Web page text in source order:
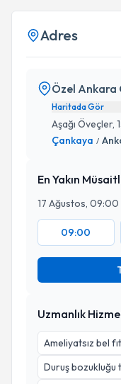
Adres
Özel Ankara
Haritada Gör
Aşağı Öveçler,
Çankaya /
En Yakın
17 Ağustos, 09:00
09:00
Uzmanlık
Ameliyatsız bel
Duruş bozukluğu